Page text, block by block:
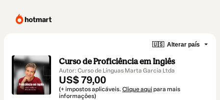
🇺🇸 Alterar país
Curso de Proficiência em Inglês
Autor: Curso de Línguas Marta Garcia Ltda
US$ 79,00
(+ impostos aplicáveis. Clique aqui para mais
informações)